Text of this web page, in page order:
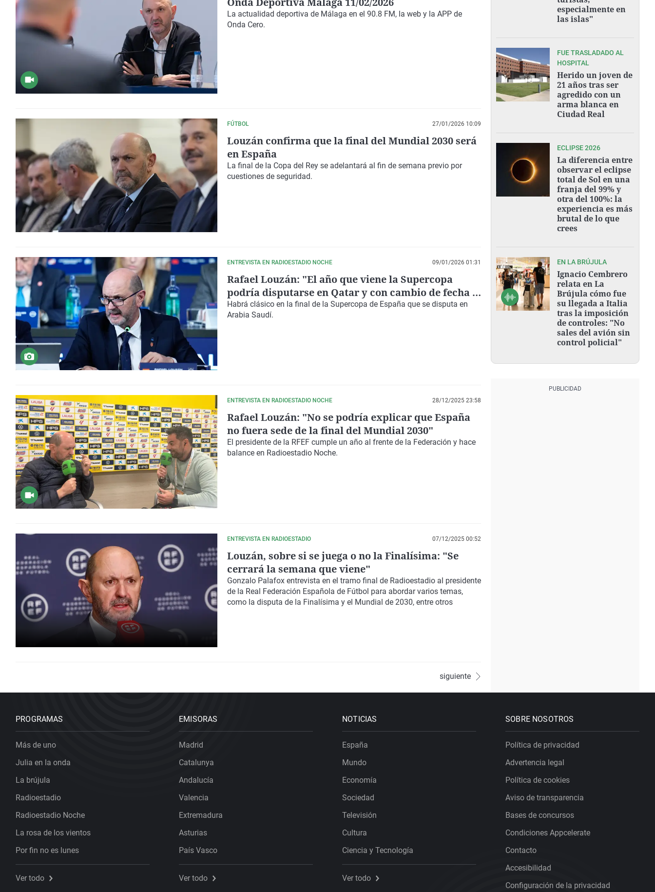
La actualidad deportiva de Málaga en el 90.8 FM, la web y la APP de
Onda Cero.
FÚTBOL 27/01/2026 10:09
Louzán confirma que la final del Mundial 2030 será
en España
La final de la Copa del Rey se adelantará al fin de semana previo por
cuestiones de seguridad.
ENTREVISTA EN RADIOESTADIO NOCHE 09/01/2026 01:31
Rafael Louzán: "El año que viene la Supercopa
podría disputarse en Qatar y con cambio de fecha a
febrero"
Habrá clásico en la final de la Supercopa de España que se disputa en
Arabia Saudí.
ENTREVISTA EN RADIOESTADIO NOCHE 28/12/2025 23:58
Rafael Louzán: "No se podría explicar que España
no fuera sede de la final del Mundial 2030"
El presidente de la RFEF cumple un año al frente de la Federación y hace
balance en Radioestadio Noche.
ENTREVISTA EN RADIOESTADIO 07/12/2025 00:52
Louzán, sobre si se juega o no la Finalísima: "Se
cerrará la semana que viene"
Gonzalo Palafox entrevista en el tramo final de Radioestadio al presidente
de la Real Federación Española de Fútbol para abordar varios temas,
como la disputa de la Finalísima y el Mundial de 2030, entre otros
siguiente
especialmente en
las islas"
FUE TRASLADADO AL
HOSPITAL
Herido un joven de
21 años tras ser
agredido con un
arma blanca en
Ciudad Real
ECLIPSE 2026
La diferencia entre
observar el eclipse
total de Sol en una
franja del 99% y
otra del 100%: la
experiencia es más
brutal de lo que
crees
EN LA BRÚJULA
Ignacio Cembrero
relata en La
Brújula cómo fue
su llegada a Italia
tras la imposición
de controles: "No
sales del avión sin
control policial"
PROGRAMAS
Más de uno
Julia en la onda
La brújula
Radioestadio
Radioestadio Noche
La rosa de los vientos
Por fin no es lunes
Ver todo
EMISORAS
Madrid
Catalunya
Andalucía
Valencia
Extremadura
Asturias
País Vasco
Ver todo
NOTICIAS
España
Mundo
Economía
Sociedad
Televisión
Cultura
Ciencia y Tecnología
Ver todo
SOBRE NOSOTROS
Política de privacidad
Advertencia legal
Política de cookies
Aviso de transparencia
Bases de concursos
Condiciones Appcelerate
Contacto
Accesibilidad
Configuración de la privacidad